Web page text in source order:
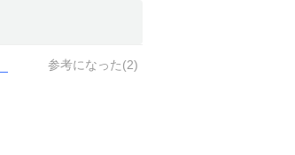
参考になった(2)